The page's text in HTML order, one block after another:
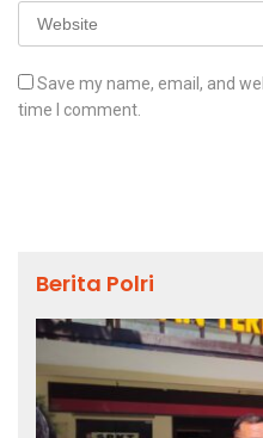
Save my name, email, and
time I comment.
Berita Polri